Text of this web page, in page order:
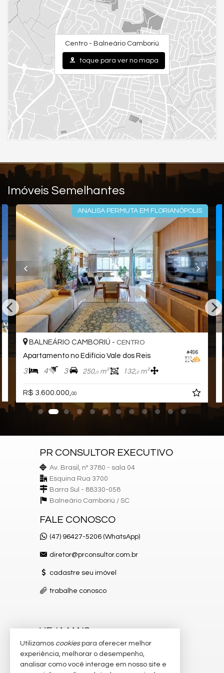
Espaço Gourmet
Espaço Fitness
Piscina Infantil
Hidromassagem
Centro - Balneário Camboriú
toque para ver no mapa
Imóveis Semelhantes
ANALISA PERMUTA EM FLORIANÓPOLIS
#496
BALNEÁRIO CAMBORIÚ - CENTRO
Apartamento no Edifício Vale dos Reis
3 4 3 250,0m² 132,0m²
R$ 3.600.000,00
PR CONSULTOR EXECUTIVO
Av. Brasil, nº 3780 - sala 04
Esquina Rua 3700
Barra Sul - 88330-058
Balneário Camboriú / SC
FALE CONOSCO
(47) 96427-5206 (WhatsApp)
diretor@prconsultor.com.br
cadastre seu imóvel
trabalhe conosco
VEJA MAIS
receba nosso newsletter
indicadores financeiros
Utilizamos cookiespara oferecer melhor
experiência, melhorar o desempenho,
analisar como você interage em nosso site e